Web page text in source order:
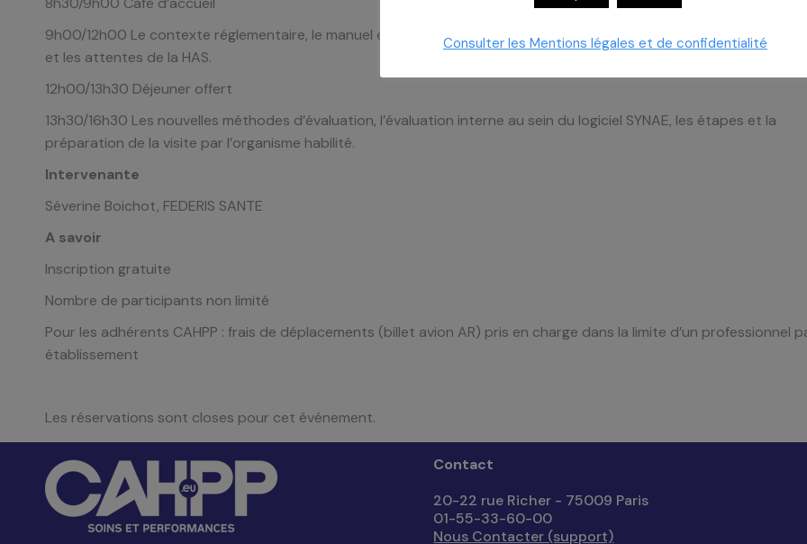
9h00/12h00 Le contexte réglementaire, le manuel et le référentiel d’évaluation HAS, zoom sur les 18 critères
et les attentes de la HAS.
12h00/13h30 Déjeuner offert
13h30/16h30 Les nouvelles méthodes d’évaluation, l’évaluation interne au sein du logiciel SYNAE, les étapes et la
préparation de la visite par l’organisme habilité.
Intervenante
Séverine Boichot, FEDERIS SANTE
A savoir
Inscription gratuite
Nombre de participants non limité
Pour les adhérents CAHPP : frais de déplacements (billet avion AR) pris en charge dans la limite d’un professionnel
établissement
Les réservations sont closes pour cet événement.
Contact
20-22 rue Richer - 75009 Paris
01-55-33-60-00
Nous Contacter (support)
Consulter les Mentions légales et de confidentialité